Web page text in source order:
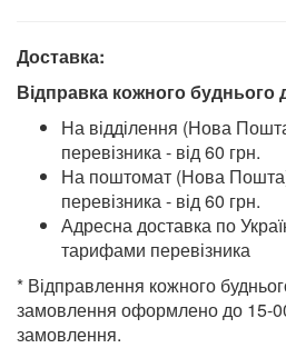
Доставка:
Відправка кожного буднього
На відділення (Нова
перевізника - від 60 грн.
На поштомат (Нова
перевізника - від 60 грн.
Адресна доставка по
тарифами перевізника
* Відправлення кожного
замовлення оформлено до 15-
замовлення.